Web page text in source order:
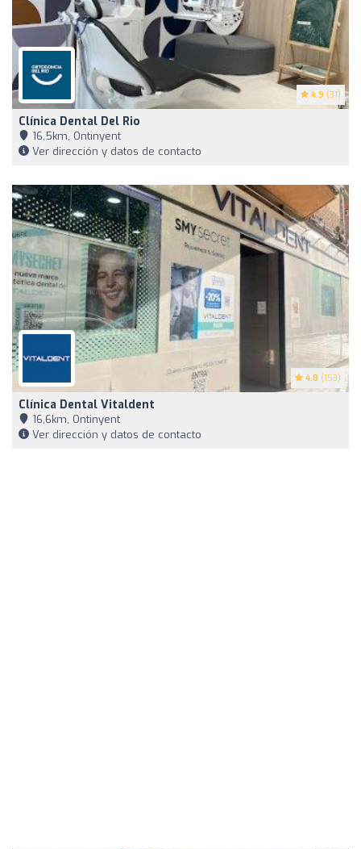
4.9 (31)
Clínica Dental Del Rio
16,5km, Ontinyent
Ver dirección y datos de contacto
4.8 (153)
Clínica Dental Vitaldent
16,6km, Ontinyent
Ver dirección y datos de contacto